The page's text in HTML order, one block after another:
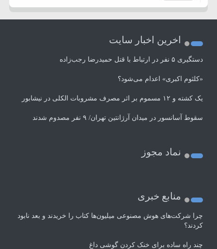
اخرین اخبار سایت
دستگیری ۵ نفر در ارتباط با قتل حمیدرضا رجب‌زاده
«کلثوم اکبری» اعدام می‌شود؟
یک کشته و ۱۲ مسموم بر اثر مصرف مشروبات الکلی در نیشابور
سقوط آسانسور در میدان آرژانتین تهران/ ۹ نفر مصدوم شدند
نماد مجوز
منابع خبری
چرا شرکت‌های هوش مصنوعی میلیون‌ها کتاب را خریدند و بعد نابود
کردند؟
چند راه‌ ساده برای خنک کردن گوشی داغ